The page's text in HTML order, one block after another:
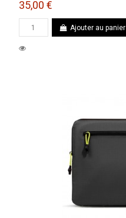
35,00 €
Ajouter au panier